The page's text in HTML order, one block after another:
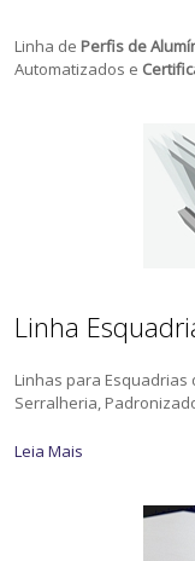
Linha de Perfis de
Automatizados e
Linha
Linhas para
Serralheria,
Leia Mais